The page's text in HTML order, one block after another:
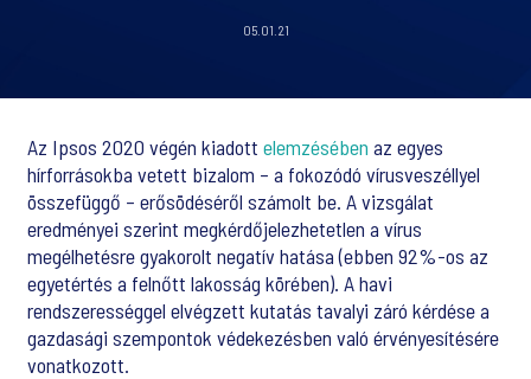
05.01.21
Az Ipsos 2020 végén kiadott elemzésében az egyes
hírforrásokba vetett bizalom – a fokozódó vírusveszéllyel
összefüggő – erősödéséről számolt be. A vizsgálat
eredményei szerint megkérdőjelezhetetlen a vírus
megélhetésre gyakorolt negatív hatása (ebben 92%-os az
egyetértés a felnőtt lakosság körében). A havi
rendszerességgel elvégzett kutatás tavalyi záró kérdése a
gazdasági szempontok védekezésben való érvényesítésére
vonatkozott.